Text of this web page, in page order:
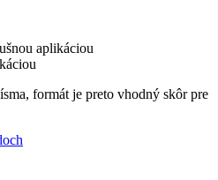
aplikáciou
formát je preto vhodný skôr pre